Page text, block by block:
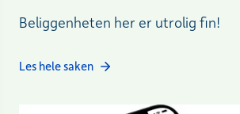
Beliggenheten her er utrolig fin!
Les hele saken